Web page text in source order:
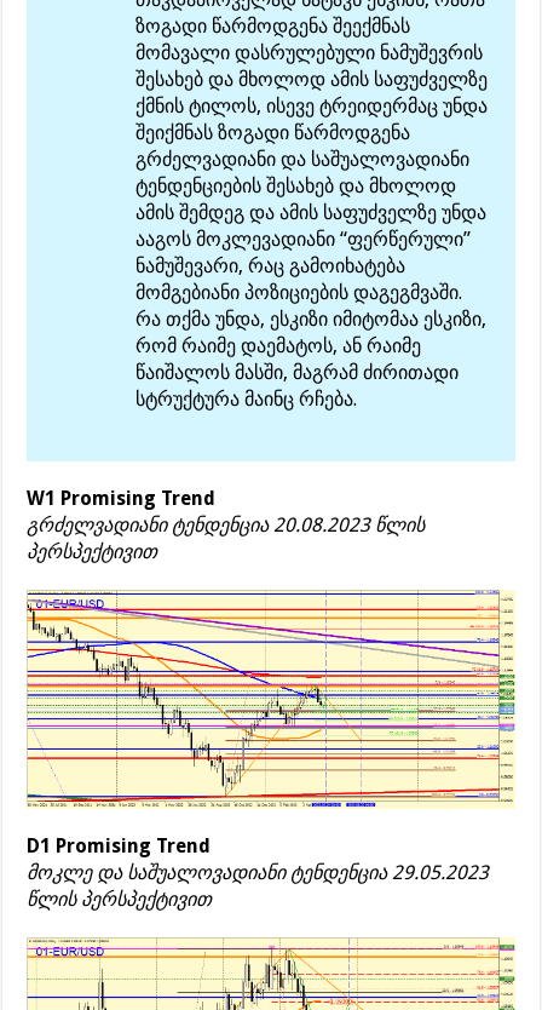
ზოგადი წარმოდგენა შეექმნას
მომავალი დასრულებული ნამუშევრის
შესახებ და მხოლოდ ამის საფუძველზე
ქმნის ტილოს, ისევე ტრეიდერმაც უნდა
შეიქმნას ზოგადი წარმოდგენა
გრძელვადიანი და საშუალოვადიანი
ტენდენციების შესახებ და მხოლოდ
ამის შემდეგ და ამის საფუძველზე უნდა
ააგოს მოკლევადიანი “ფერწერული”
ნამუშევარი, რაც გამოიხატება
მომგებიანი პოზიციების დაგეგმვაში.
რა თქმა უნდა, ესკიზი იმიტომაა ესკიზი,
რომ რაიმე დაემატოს, ან რაიმე
წაიშალოს მასში, მაგრამ ძირითადი
სტრუქტურა მაინც რჩება.
W1 Promising Trend
გრძელვადიანი ტენდენცია 20.08.2023 წლის
პერსპექტივით
D1 Promising Trend
მოკლე და საშუალოვადიანი ტენდენცია 29.05.2023
წლის პერსპექტივით